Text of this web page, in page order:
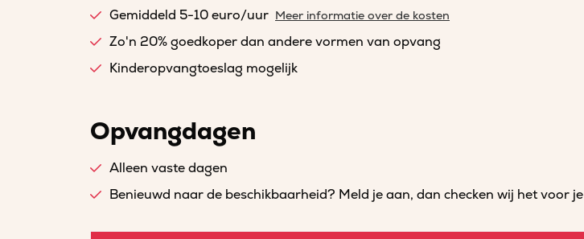
Gemiddeld 5-10 euro/uur Meer informatie over de kosten
Zo'n 20% goedkoper dan andere vormen van opvang
Kinderopvangtoeslag mogelijk
Opvangdagen
Alleen vaste dagen
Benieuwd naar de beschikbaarheid? Meld je aan, dan checken wij het voor je